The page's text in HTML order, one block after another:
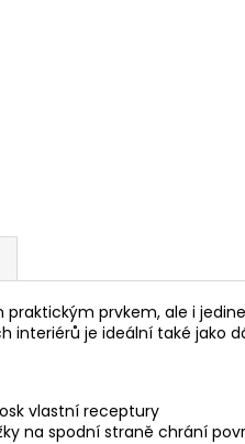
praktickým prvkem, ale i
interiérů je ideální také jako
vlastní receptury
na spodní straně chrání